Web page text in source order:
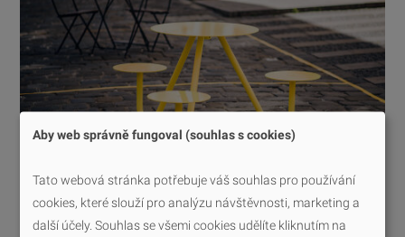
Aby web správně fungoval (souhlas s cookies)
Tato webová stránka potřebuje váš souhlas pro používání
cookies, které slouží pro analýzu návštěvnosti, marketing a
další účely. Souhlas se všemi cookies udělíte kliknutím na